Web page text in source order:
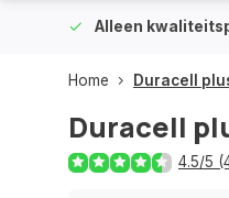
Alleen
Home Duracell
Duracell
4.5/5